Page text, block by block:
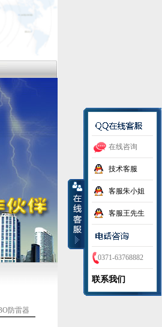
物古建筑、城市建筑物、煤矿、工业企业等
直击雷防护。 郑州凯威防雷是河南省防雷协会
防雷器
在线咨询
技术客服
客服朱小姐
客服王先生
0371-63768882
联系我们